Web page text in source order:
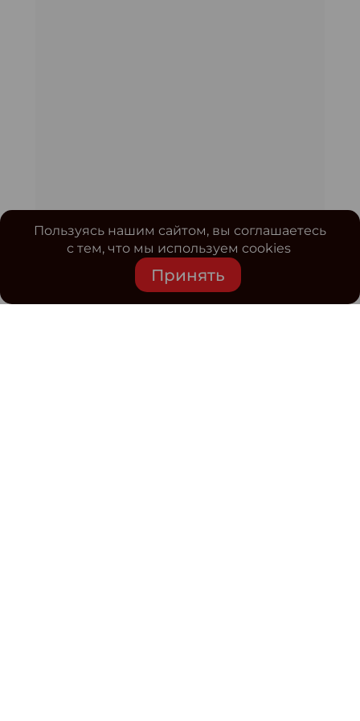
Пользуясь нашим сайтом, вы соглашаетесь
с тем, что мы используем cookies
Принять